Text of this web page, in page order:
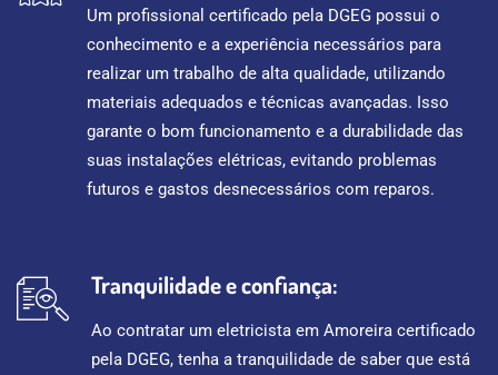
Um profissional certificado pela DGEG possui o
conhecimento e a experiência necessários para
realizar um trabalho de alta qualidade, utilizando
materiais adequados e técnicas avançadas. Isso
garante o bom funcionamento e a durabilidade das
suas instalações elétricas, evitando problemas
futuros e gastos desnecessários com reparos.
Tranquilidade e confiança:
Ao contratar um eletricista em Amoreira certificado
pela DGEG, tenha a tranquilidade de saber que está